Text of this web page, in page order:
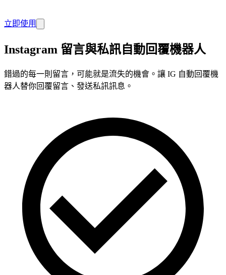
立即使用
Instagram 留言與私訊自動回覆機器人
錯過的每一則留言，可能就是流失的機會。讓 IG 自動回覆機
器人替你回覆留言、發送私訊訊息。